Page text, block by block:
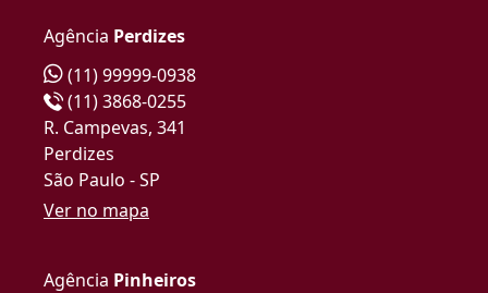
Agência Perdizes
(11) 99999-0938
(11) 3868-0255
R. Campevas, 341
Perdizes
São Paulo - SP
Ver no mapa
Agência Pinheiros